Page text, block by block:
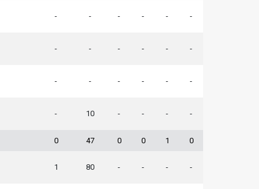
- - - - - -
- - - - - -
- - - - - -
- 10 - - - -
0 47 0 0 1 0
1 80 - - - -